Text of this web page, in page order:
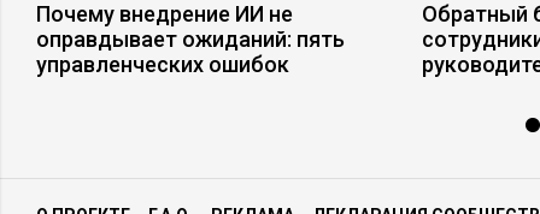
Почему внедрение ИИ не
оправдывает ожиданий: пять
управленческих ошибок
Обратный